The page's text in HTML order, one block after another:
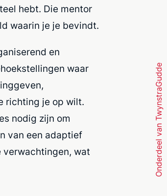
hebt. Die mentor
waarin je je bevindt.
en
waar
richting je op wilt.
nodig zijn om
van een adaptief
verwachtingen, wat
Onderdeel van TwynstraGudde